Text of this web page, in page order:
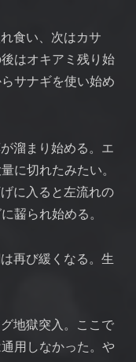
食い、次はカサ
はオキアミ残り始
サナギを使い始め
溜まり始める。エ
に切れたみたい。
に入ると左流れの
齧られ始める。
再び緩くなる。生
地獄突入。ここで
用しなかった。や